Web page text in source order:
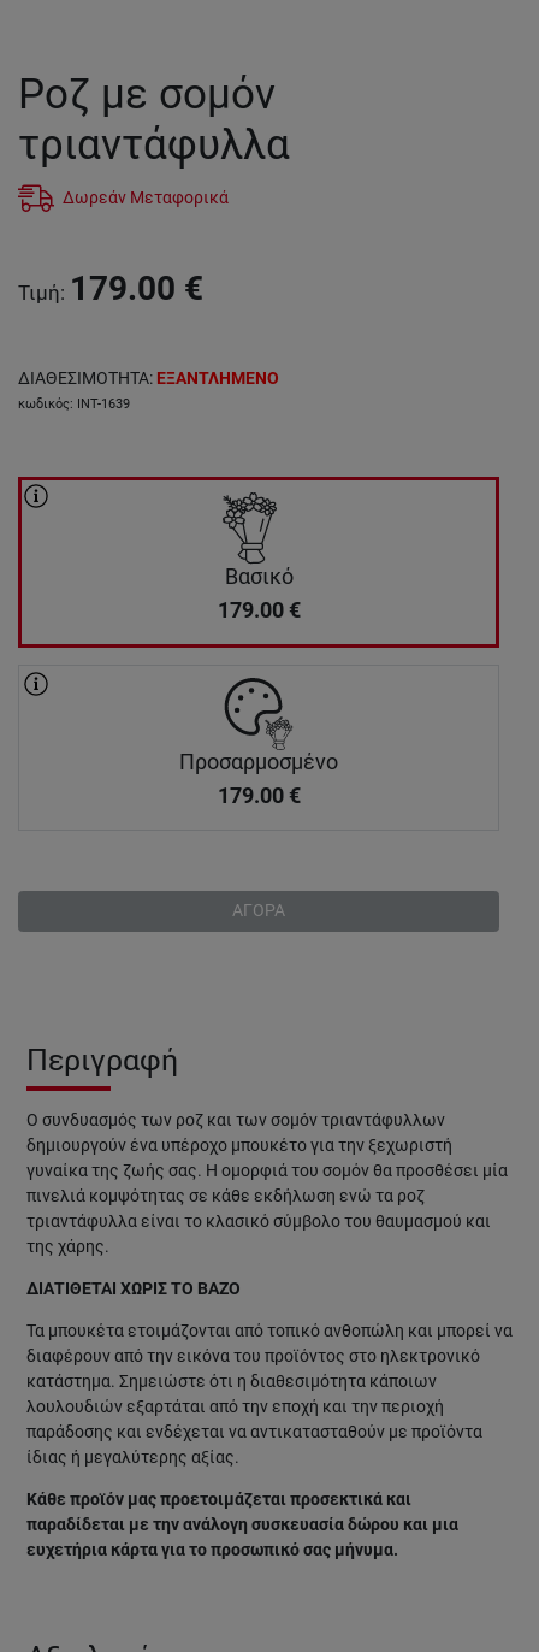
Ροζ με σομόν
τριαντάφυλλα
Δωρεάν Μεταφορικά
Τιμή: 179.00 €
ΔΙΑΘΕΣΙΜΟΤΗΤΑ: ΕΞΑΝΤΛΗΜΕΝΟ
κωδικός: INT-1639
Βασικό
179.00 €
Προσαρμοσμένο
179.00 €
ΑΓΟΡΑ
Περιγραφή
Ο συνδυασμός των ροζ και των σομόν τριαντάφυλλων
δημιουργούν ένα υπέροχο μπουκέτο για την ξεχωριστή
γυναίκα της ζωής σας. Η ομορφιά του σομόν θα προσθέσει μία
πινελιά κομψότητας σε κάθε εκδήλωση ενώ τα ροζ
τριαντάφυλλα είναι το κλασικό σύμβολο του θαυμασμού και
της χάρης.
ΔΙΑΤΙΘΕΤΑΙ ΧΩΡΙΣ ΤΟ ΒΑΖΟ
Τα μπουκέτα ετοιμάζονται από τοπικό ανθοπώλη και μπορεί να
διαφέρουν από την εικόνα του προϊόντος στο ηλεκτρονικό
κατάστημα. Σημειώστε ότι η διαθεσιμότητα κάποιων
λουλουδιών εξαρτάται από την εποχή και την περιοχή
παράδοσης και ενδέχεται να αντικατασταθούν με προϊόντα
ίδιας ή μεγαλύτερης αξίας.
Κάθε προϊόν μας προετοιμάζεται προσεκτικά και
παραδίδεται με την ανάλογη συσκευασία δώρου και μια
ευχετήρια κάρτα για το προσωπικό σας μήνυμα.